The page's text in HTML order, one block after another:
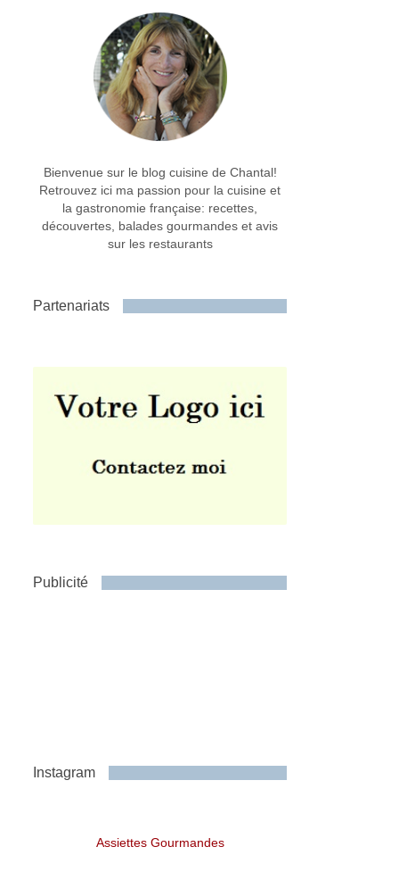
Bienvenue sur le blog cuisine de Chantal!
Retrouvez ici ma passion pour la cuisine et
la gastronomie française: recettes,
découvertes, balades gourmandes et avis
sur les restaurants
Partenariats
Publicité
Instagram
Assiettes Gourmandes